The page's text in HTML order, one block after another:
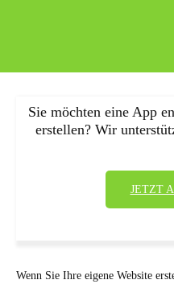
Sie möchten eine App
erstellen? Wir
JETZT
Wenn Sie Ihre eigene Website